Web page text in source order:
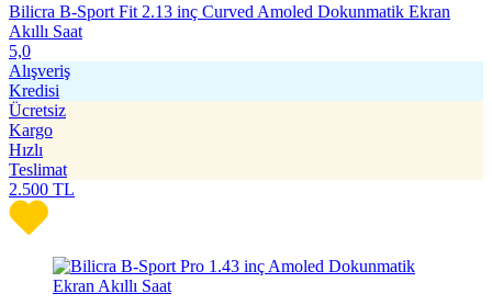
Bilicra B-Sport Fit 2.13 inç Curved Amoled Dokunmatik Ekran
Akıllı Saat
5,0
Alışveriş
Kredisi
Ücretsiz
Kargo
Hızlı
Teslimat
2.500 TL